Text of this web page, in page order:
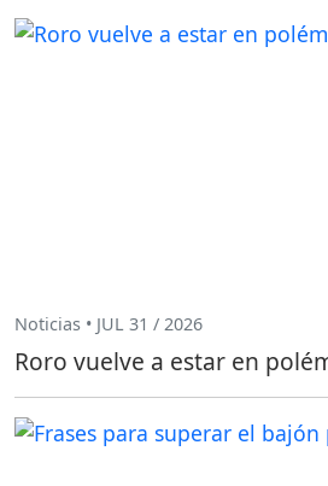
Noticias • JUL 31 / 2026
Roro vuelve a estar en